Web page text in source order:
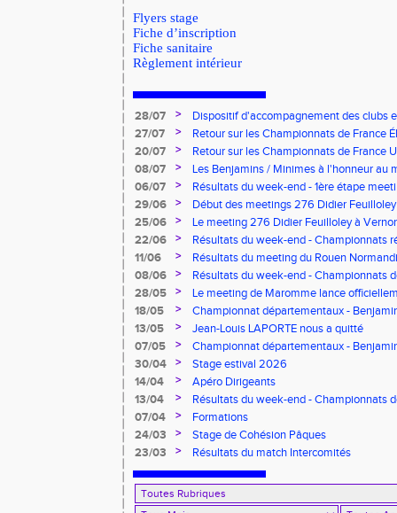
Flyers stage
Fiche d’inscription
Fiche sanitaire
Règlement intérieur
28/07 >
Dispositif d'accompagnement des clubs
pour l'embauche de volontaires au
27/07 >
Retour sur les Championnats de France
20/07
>
Retour sur les Championnats de France
08/07
>
Les Benjamins / Minimes à l'honneur au
06/07
>
Résultats du week-end - 1ère étape
Pointes d'Or - Pré-France CJESM
29/06 >
Début des meetings 276 Didier Feuilloley
25/06
>
Le meeting 276 Didier Feuilloley à
22/06
>
Résultats du week-end - Championnats
11/06
>
Résultats du meeting du Rouen
08/06
>
Résultats du week-end - Championnats
8.2.2.8 et Finale départementale des
28/05 >
Le meeting de Maromme lance
CDA 76
18/05 >
Championnat départementaux -
13/05
>
Jean-Louis LAPORTE nous a quitté
07/05
>
Championnat départementaux -
30/04
>
Stage estival 2026
14/04
>
Apéro Dirigeants
13/04
>
Résultats du week-end - Championnats
Benjamins/Minimes - EO Adultes
07/04 >
Formations
24/03
>
Stage de Cohésion Pâques
23/03
> Résultats du match Intercomités